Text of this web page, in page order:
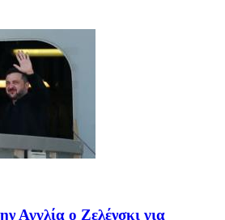
Αγγλία ο Ζελένσκι για